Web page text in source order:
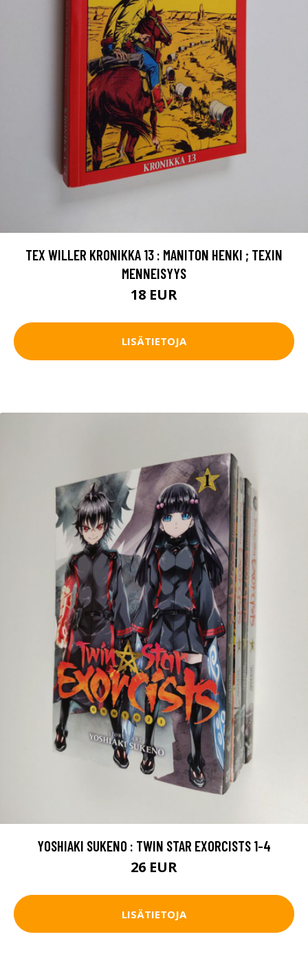
TEX WILLER KRONIKKA 13 : MANITON HENKI ; TEXIN
MENNEISYYS
18 EUR
LISÄTIETOJA
YOSHIAKI SUKENO : TWIN STAR EXORCISTS 1-4
26 EUR
LISÄTIETOJA